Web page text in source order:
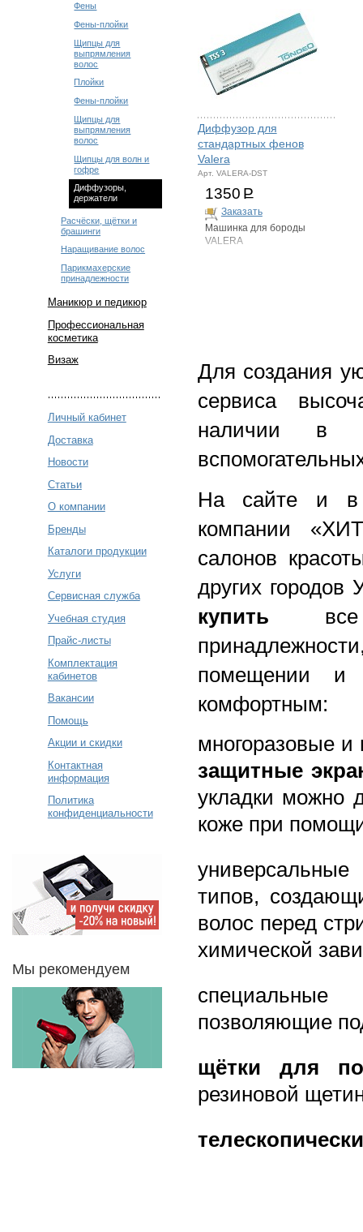
Фены
Фены-плойки
Щипцы для
выпрямления
волос
Плойки
Фены-плойки
Щипцы для
выпрямления
волос
Щипцы для волн и
гофре
Диффузоры,
держатели
Расчёски, щётки и
брашинги
Наращивание волос
Парикмахерские
принадлежности
Маникюр и педикюр
Профессиональная
косметика
Визаж
Личный кабинет
Доставка
Новости
Статьи
О компании
Бренды
Каталоги продукции
Услуги
Сервисная служба
Учебная студия
Прайс-листы
Комплектация
кабинетов
Вакансии
Помощь
Акции и скидки
Контактная
информация
Политика
конфиденциальности
Мы рекомендуем
Диффузор для
стандартных фенов
Valera
Арт. VALERA-DST
1350 Р
Заказать
Машинка для бороды
VALERA
Для создания
сервиса
наличии в
На сайте и в
компании
салонов
других городов
купить все
помещении и
комфортным:
многоразовые
защитные
укладки можно
коже при
типов,
волос перед
химической
позволяющие
щётки для
резиновой